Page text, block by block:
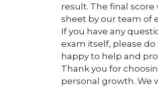
result. The final
sheet by our team of
If you have any
exam itself, please do
happy to help and
Thank you for
personal growth. We